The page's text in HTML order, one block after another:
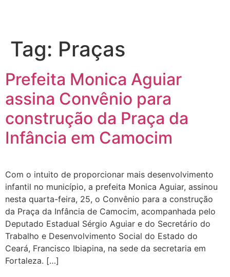
Tag: Praças
Prefeita Monica Aguiar
assina Convênio para
construção da Praça da
Infância em Camocim
Com o intuito de proporcionar mais desenvolvimento
infantil no município, a prefeita Monica Aguiar, assinou
nesta quarta-feira, 25, o Convênio para a construção
da Praça da Infância de Camocim, acompanhada pelo
Deputado Estadual Sérgio Aguiar e do Secretário do
Trabalho e Desenvolvimento Social do Estado do
Ceará, Francisco Ibiapina, na sede da secretaria em
Fortaleza. […]